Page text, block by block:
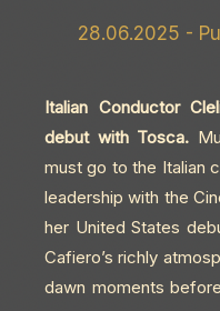
28.06.2025 -
Italian Conductor
debut with Tosca.
must go to the Italian
leadership with the
her United States
Cafiero’s richly
dawn moments